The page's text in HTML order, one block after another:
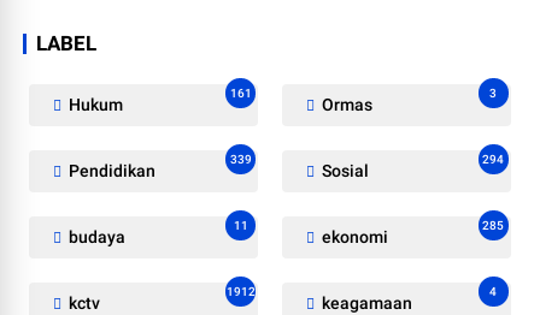
LABEL
Hukum
161
Ormas
3
Pendidikan
339
Sosial
294
budaya
11
ekonomi
285
kctv
1912
keagamaan
4